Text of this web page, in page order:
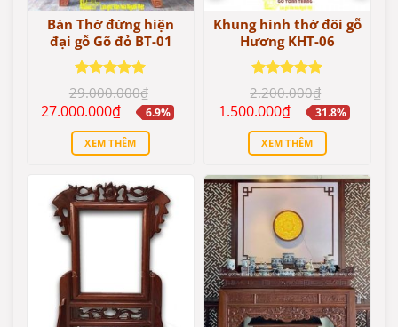
Bàn Thờ đứng hiện
đại gỗ Gõ đỏ BT-01
Được xếp
hạng55
sao
29.000.000₫
Giá
gốc
29.000.000₫.
27.000.000₫Giá
hiện
tại
là:
27.000.000₫.
6.9%
XEM THÊM
Khung hình thờ đôi gỗ
Hương KHT-06
Được xếp
hạng55
sao
2.200.000₫
Giá
gốc
2.200.000₫.
1.500.000₫Giá
hiện
tại
là:
1.500.000₫.
31.8%
XEM THÊM